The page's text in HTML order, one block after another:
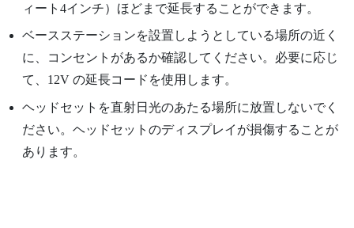
ィート4インチ）ほどまで延長することができます。
ベースステーションを設置しようとしている場所の近く
に、コンセントがあるか確認してください。必要に応じ
て、12V の延長コードを使用します。
ヘッドセットを直射日光のあたる場所に放置しないでく
ださい。ヘッドセットのディスプレイが損傷することが
あります。